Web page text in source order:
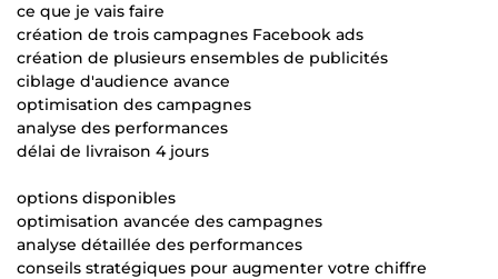
ce que je vais faire
création de trois campagnes Facebook ads
création de plusieurs ensembles de publicités
ciblage d'audience avance
optimisation des campagnes
analyse des performances
délai de livraison 4 jours
options disponibles
optimisation avancée des campagnes
analyse détaillée des performances
conseils stratégiques pour augmenter votre chiffre